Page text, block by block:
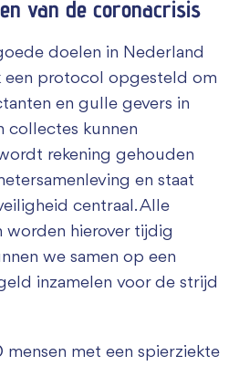
van de coronacrisis
doelen in Nederland
een protocol opgesteld om
en gulle gevers in
collectes kunnen
rekening gehouden
en staat
centraal. Alle
hierover tijdig
we samen op een
inzamelen voor de strijd
met een spierziekte